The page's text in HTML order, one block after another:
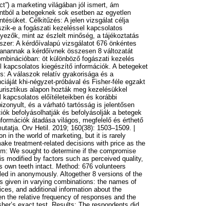
a marketing világában jól ismert, ám
a betegeknek sok esetben az egyetlen
Célkitűzés: A jelen vizsgálat célja
e a fogászati kezeléssel kapcsolatos
mint az észlelt minőség, a tájékoztatás
A kérdőívalapú vizsgálatot 676 önkéntes
a kérdőívnek összesen 8 változatát
öt különböző fogászati kezelés
kiegészítő információk. A betegeket
A válaszok relatív gyakorisága és a
khi-négyzet-próbával és Fisher-féle egzakt
alapon hozták meg kezelésükkel
előítéleteikben és korábbi
és a várható tartósság is jelentősen
befolyásolhatják és befolyásolják a betegek
átadása világos, megfelelő és érthető
Orv Hetil. 2019; 160(38): 1503–1509. |
in the world of marketing, but it is rarely
treatment-related decisions with price as the
We sought to determine if the compromise
modified by factors such as perceived quality,
own teeth intact. Method: 676 volunteers
in anonymously. Altogether 8 versions of the
given in varying combinations: the names of
and additional information about the
the relative frequency of responses and the